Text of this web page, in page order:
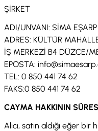
ŞİRKET
ADI/UNVANI: SİMA EŞARP
ADRES: KÜLTÜR
İŞ MERKEZİ B4 DÜZCE/
EPOSTA:
TEL: 0 850 441 74 62
FAKS:0 850 441 74 62
CAYMA HAKKININ
Alıcı, satın aldığı eğer